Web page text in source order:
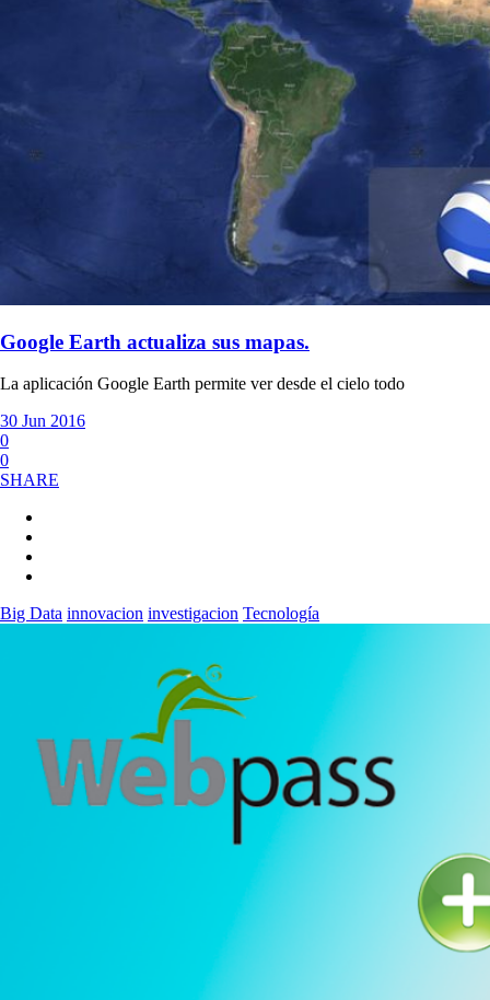
Google Earth actualiza sus mapas.
La aplicación Google Earth permite ver desde el cielo todo
30 Jun 2016
0
0
SHARE
Big Data innovacion investigacion Tecnología